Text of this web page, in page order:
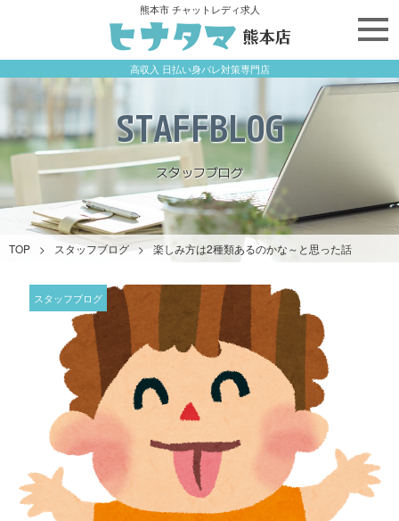
熊本市 チャットレディ求人
高収入 日払い身バレ対策専門店
STAFFBLOG
スタッフブログ
TOP > スタッフブログ > 楽しみ方は2種類あるのかな～と思った話
スタッフブログ